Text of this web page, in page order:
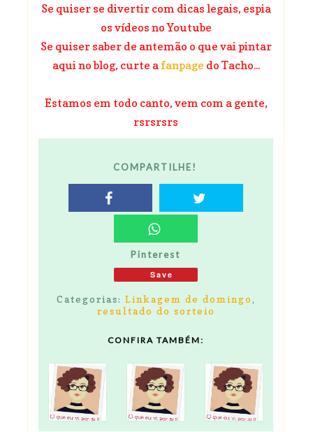
Se quiser se divertir com dicas legais, espia
os vídeos no Youtube
Se quiser saber de antemão o que vai pintar
aqui no blog, curte a fanpage do Tacho...
Estamos em todo canto, vem com a gente,
rsrsrsrs
COMPARTILHE!
Pinterest
Save
Categorias: Linkagem de domingo ,
resultado do sorteio
CONFIRA TAMBÉM: